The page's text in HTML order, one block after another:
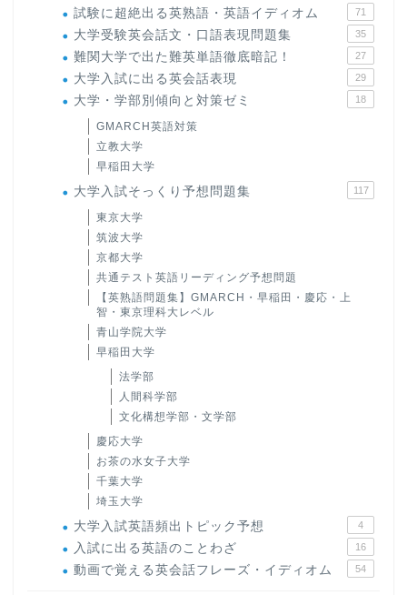
試験に超絶出る英熟語・英語イディオム 71
大学受験英会話文・口語表現問題集 35
難関大学で出た難英単語徹底暗記！ 27
大学入試に出る英会話表現 29
大学・学部別傾向と対策ゼミ 18
GMARCH英語対策
立教大学
早稲田大学
大学入試そっくり予想問題集 117
東京大学
筑波大学
京都大学
共通テスト英語リーディング予想問題
【英熟語問題集】GMARCH・早稲田・慶応・上
智・東京理科大レベル
青山学院大学
早稲田大学
法学部
人間科学部
文化構想学部・文学部
慶応大学
お茶の水女子大学
千葉大学
埼玉大学
大学入試英語頻出トピック予想 4
入試に出る英語のことわざ 16
動画で覚える英会話フレーズ・イディオム 54